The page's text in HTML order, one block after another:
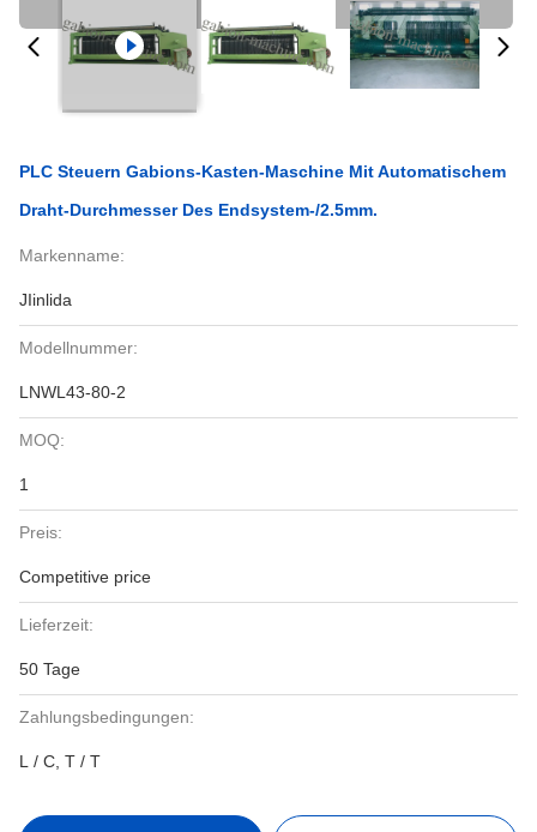
PLC Steuern Gabions-Kasten-Maschine Mit Automatischem
Draht-Durchmesser Des Endsystem-/2.5mm.
Markenname:
JIinlida
Modellnummer:
LNWL43-80-2
MOQ:
1
Preis:
Competitive price
Lieferzeit:
50 Tage
Zahlungsbedingungen:
L / C, T / T